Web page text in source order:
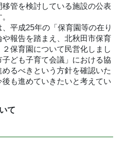
管を検討している施設の公表
平成25年の「保育園等の在り
報告を踏まえ、北秋田市保育
保育園について民営化しまし
ども子育て会議」における協
るべきという方針を確認いた
も進めていきたいと考えてい
て